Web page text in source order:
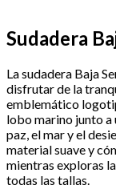
Sudadera
La sudadera Baja
disfrutar de la
emblemático
lobo marino junto a
paz, el mar y el
material suave y
mientras exploras
todas las tallas.